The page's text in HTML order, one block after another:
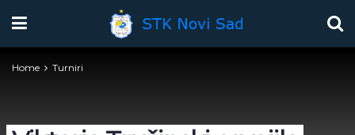
Home Turniri